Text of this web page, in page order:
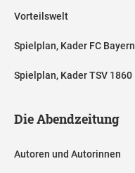
Vorteilswelt
Spielplan, Kader FC Bayern
Spielplan, Kader TSV 1860
Die Abendzeitung
Autoren und Autorinnen